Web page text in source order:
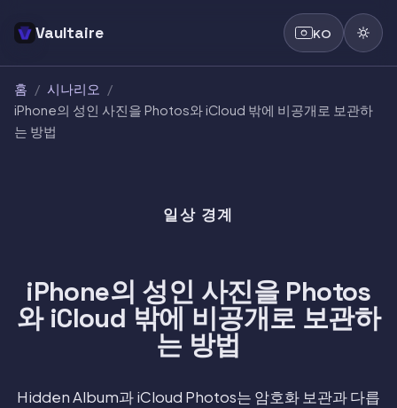
Vaultaire KO
홈 / 시나리오
/
iPhone의 성인 사진을 Photos와 iCloud 밖에 비공개로 보관하
는 방법
일상 경계
iPhone의 성인 사진을 Photos
와 iCloud 밖에 비공개로 보관하
는 방법
Hidden Album과 iCloud Photos는 암호화 보관과 다릅